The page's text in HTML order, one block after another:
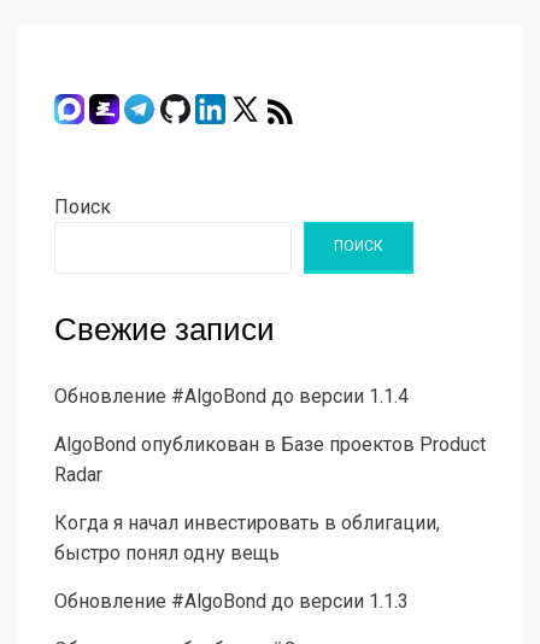
Поиск
ПОИСК
Свежие записи
Обновление #AlgoBond до версии 1.1.4
AlgoBond опубликован в Базе проектов Product
Radar
Когда я начал инвестировать в облигации,
быстро понял одну вещь
Обновление #AlgoBond до версии 1.1.3